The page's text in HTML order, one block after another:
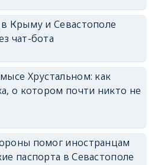
Крыму и Севастополе
чат-бота
Хрустальном: как
о котором почти никто не
помог иностранцам
паспорта в Севастополе